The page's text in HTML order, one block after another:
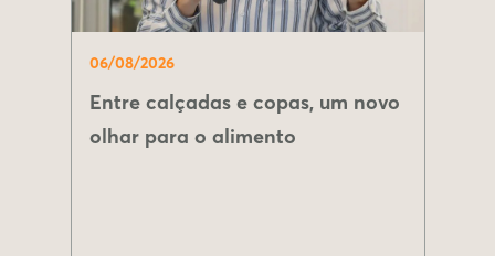
06/08/2026
Entre calçadas e copas, um novo
olhar para o alimento